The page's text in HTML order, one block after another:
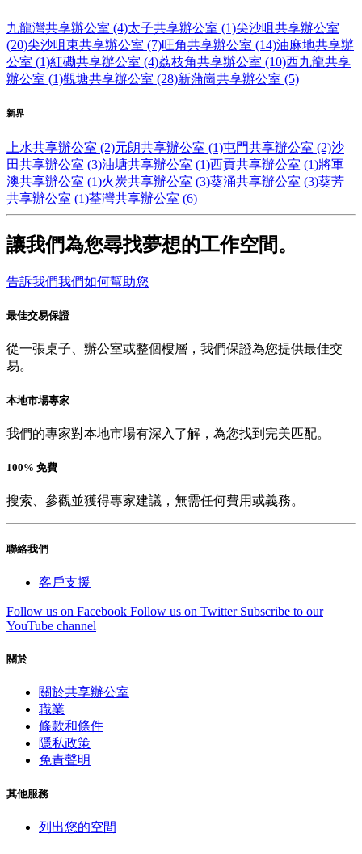
九龍灣共享辦公室 (4)太子共享辦公室 (1)尖沙咀共享辦公室
(20)尖沙咀東共享辦公室 (7)旺角共享辦公室 (14)油麻地共享辦
公室 (1)紅磡共享辦公室 (4)荔枝角共享辦公室 (10)西九龍共享
辦公室 (1)觀塘共享辦公室 (28)新蒲崗共享辦公室 (5)
新界
上水共享辦公室 (2)元朗共享辦公室 (1)屯門共享辦公室 (2)沙
田共享辦公室 (3)油塘共享辦公室 (1)西貢共享辦公室 (1)將軍
澳共享辦公室 (1)火炭共享辦公室 (3)葵涌共享辦公室 (3)葵芳
共享辦公室 (1)荃灣共享辦公室 (6)
讓我們為您尋找夢想的工作空間。
告訴我們我們如何幫助您
最佳交易保證
從一張桌子、辦公室或整個樓層，我們保證為您提供最佳交
易。
本地市場專家
我們的專家對本地市場有深入了解，為您找到完美匹配。
100% 免費
搜索、參觀並獲得專家建議，無需任何費用或義務。
聯絡我們
客戶支援
Follow us on Facebook Follow us on Twitter Subscribe to our
YouTube channel
關於
關於共享辦公室
職業
條款和條件
隱私政策
免責聲明
其他服務
列出您的空間